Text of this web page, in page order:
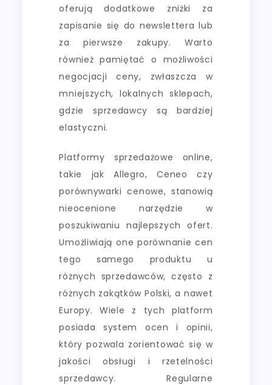
oferują dodatkowe zniżki za
zapisanie się do newslettera lub
za pierwsze zakupy. Warto
również pamiętać o możliwości
negocjacji ceny, zwłaszcza w
mniejszych, lokalnych sklepach,
gdzie sprzedawcy są bardziej
elastyczni.
Platformy sprzedażowe online,
takie jak Allegro, Ceneo czy
porównywarki cenowe, stanowią
nieocenione narzędzie w
poszukiwaniu najlepszych ofert.
Umożliwiają one porównanie cen
tego samego produktu u
różnych sprzedawców, często z
różnych zakątków Polski, a nawet
Europy. Wiele z tych platform
posiada system ocen i opinii,
który pozwala zorientować się w
jakości obsługi i rzetelności
sprzedawcy. Regularne